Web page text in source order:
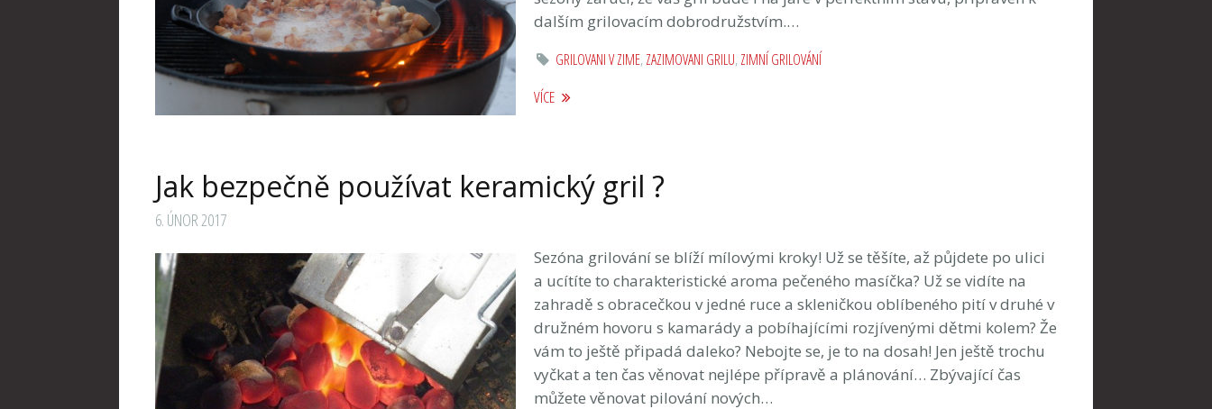
dalším grilovacím dobrodružstvím.…
GRILOVANI V ZIME,ZAZIMOVANI GRILU,ZIMNÍ GRILOVÁNÍ
VÍCE
Jak bezpečně používat keramický gril ?
6. ÚNOR 2017
Sezóna grilování se blíží mílovými kroky! Už se těšíte, až půjdete po ulici
a ucítíte to charakteristické aroma pečeného masíčka? Už se vidíte na
zahradě s obracečkou v jedné ruce a skleničkou oblíbeného pití v druhé v
družném hovoru s kamarády a pobíhajícími rozjívenými dětmi kolem? Že
vám to ještě připadá daleko? Nebojte se, je to na dosah! Jen ještě trochu
vyčkat a ten čas věnovat nejlépe přípravě a plánování… Zbývající čas
můžete věnovat pilování nových…